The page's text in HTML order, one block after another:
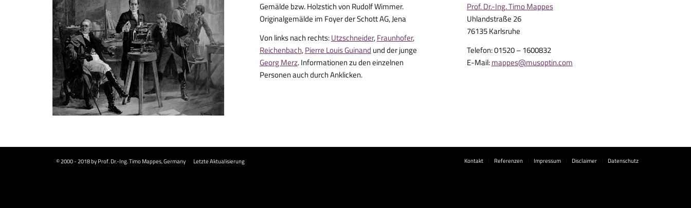
Gemälde bzw. Holzstich von Rudolf Wimmer.
Originalgemälde im Foyer der Schott AG, Jena
Von links nach rechts:Utzschneider,Fraunhofer,
Reichenbach,Pierre Louis Guinand und der junge
Georg Merz. Informationen zu den einzelnen
Personen auch durch Anklicken.
Prof. Dr.-Ing. Timo Mappes
Uhlandstraße 26
76135 Karlsruhe
Telefon: 01520 – 1600832
E-Mail:mappes@musoptin.com
© 2000 - 2018 by Prof. Dr.-Ing. Timo Mappes, Germany Letzte Aktualisierung Kontakt Referenzen Impressum Disclaimer Datenschutz